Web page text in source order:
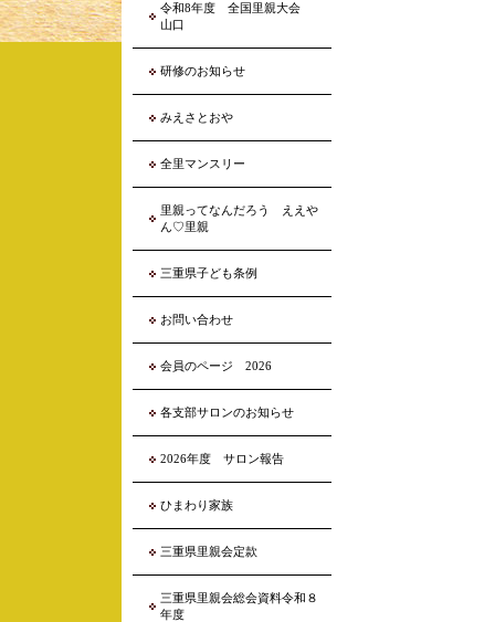
令和8年度 全国里親大会
山口
研修のお知らせ
みえさとおや
全里マンスリー
里親ってなんだろう ええや
ん♡里親
三重県子ども条例
お問い合わせ
会員のページ 2026
各支部サロンのお知らせ
2026年度 サロン報告
ひまわり家族
三重県里親会定款
三重県里親会総会資料令和８
年度